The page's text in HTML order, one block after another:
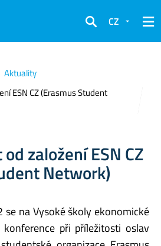
Hledat
CZ
Aktuality
ESN CZ (Erasmus Student
založení ESN CZ
Network)
se na Vysoké školy ekonomické
při příležitosti oslav